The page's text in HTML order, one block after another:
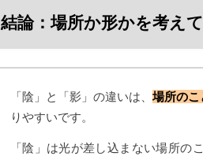
結論：場所か形かを考え
「陰」と「影」の違いは、場所のこ
りやすいです。
「陰」は光が差し込まない場所